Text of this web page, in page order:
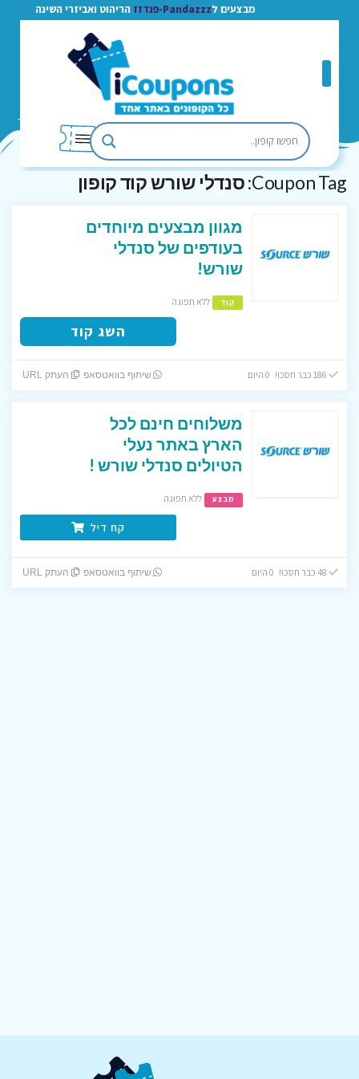
מבצעים לPandazzz-פנדזז הריהוט ואביזרי השינה
Coupon Tag: סנדלי שורש קוד קופון
מגוון מבצעים מיוחדים
בעודפים של סנדלי
שורש!
קוד ללא תפוגה
השג קוד
186 כבר חסכו! 0 היום שיתוף בוואטסאפ העתק URL
משלוחים חינם לכל
הארץ באתר נעלי
הטיולים סנדלי שורש !
מבצע ללא תפוגה
קח דיל
48 כבר חסכו! 0 היום שיתוף בוואטסאפ העתק URL